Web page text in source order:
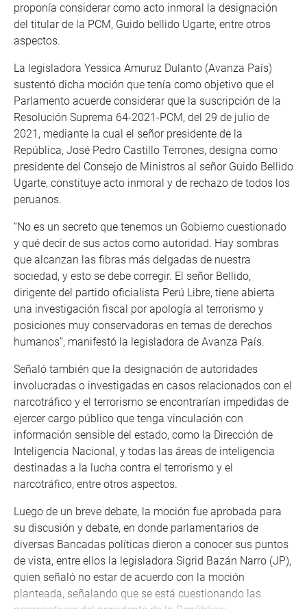
proponía considerar como acto inmoral la designación
del titular de la PCM, Guido bellido Ugarte, entre otros
aspectos.
La legisladora Yessica Amuruz Dulanto (Avanza País)
sustentó dicha moción que tenía como objetivo que el
Parlamento acuerde considerar que la suscripción de la
Resolución Suprema 64-2021-PCM, del 29 de julio de
2021, mediante la cual el señor presidente de la
República, José Pedro Castillo Terrones, designa como
presidente del Consejo de Ministros al señor Guido Bellido
Ugarte, constituye acto inmoral y de rechazo de todos los
peruanos.
“No es un secreto que tenemos un Gobierno cuestionado
y qué decir de sus actos como autoridad. Hay sombras
que alcanzan las fibras más delgadas de nuestra
sociedad, y esto se debe corregir. El señor Bellido,
dirigente del partido oficialista Perú Libre, tiene abierta
una investigación fiscal por apología al terrorismo y
posiciones muy conservadoras en temas de derechos
humanos”, manifestó la legisladora de Avanza País.
Señaló también que la designación de autoridades
involucradas o investigadas en casos relacionados con el
narcotráfico y el terrorismo se encontrarían impedidas de
ejercer cargo público que tenga vinculación con
información sensible del estado, como la Dirección de
Inteligencia Nacional, y todas las áreas de inteligencia
destinadas a la lucha contra el terrorismo y el
narcotráfico, entre otros aspectos.
Luego de un breve debate, la moción fue aprobada para
su discusión y debate, en donde parlamentarios de
diversas Bancadas políticas dieron a conocer sus puntos
de vista, entre ellos la legisladora Sigrid Bazán Narro (JP),
quien señaló no estar de acuerdo con la moción
planteada, señalando que se está cuestionando las